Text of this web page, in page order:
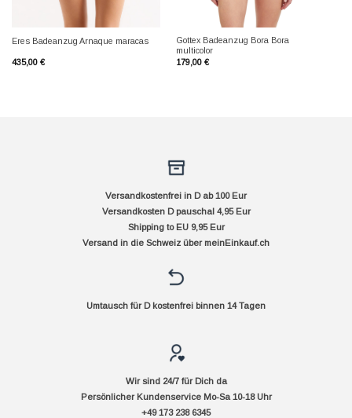
Eres Badeanzug Arnaque maracas
435,00 €
Gottex Badeanzug Bora Bora
multicolor
179,00 €
Versandkostenfrei in D ab 100 Eur
Versandkosten D pauschal 4,95 Eur
Shipping to EU 9,95 Eur
Versand in die Schweiz über meinEinkauf.ch
Umtausch für D kostenfrei binnen 14 Tagen
Wir sind 24/7 für Dich da
Persönlicher Kundenservice Mo-Sa 10-18 Uhr
+49 173 238 6345